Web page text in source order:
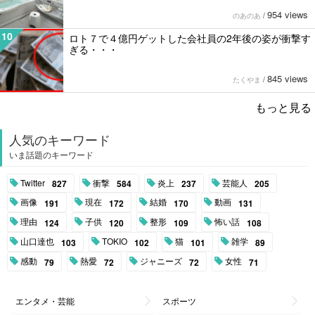
のあのあ / 954 views
10
ロト７で４億円ゲットした会社員の2年後の姿が衝撃す
ぎる・・・
たくやま / 845 views
もっと見る
人気のキーワード
いま話題のキーワード
Twitter 827 衝撃 584 炎上 237 芸能人 205
画像 191 現在 172 結婚 170 動画 131
理由 124 子供 120 整形 109 怖い話 108
山口達也 103 TOKIO 102 猫 101 雑学 89
感動 79 熱愛 72 ジャニーズ 72 女性 71
エンタメ・芸能 スポーツ